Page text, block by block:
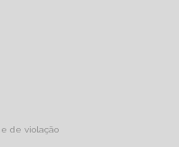
de violação